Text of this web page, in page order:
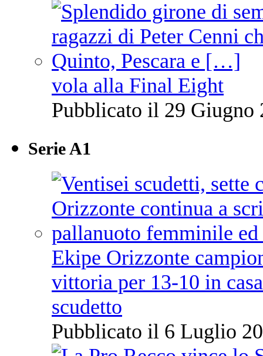
vola alla Final Eight
Pubblicato il 29 Giugno
Serie A1
Ekipe Orizzonte
vittoria per 13-10 in
scudetto
Pubblicato il 6 Luglio